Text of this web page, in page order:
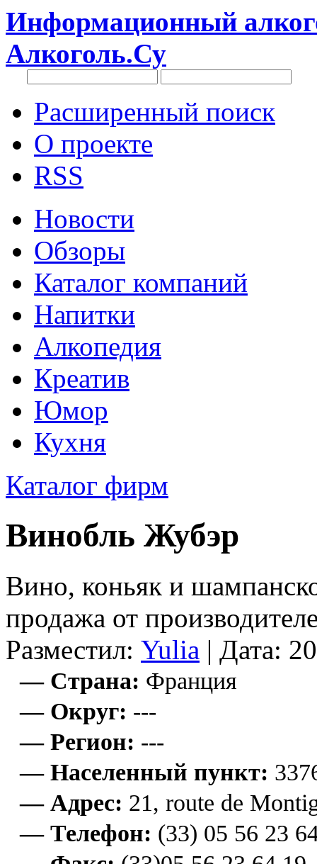
Информационный
Алкоголь.Су
Расширенный поиск
О проекте
RSS
Новости
Обзоры
Каталог компаний
Напитки
Алкопедия
Креатив
Юмор
Кухня
Каталог фирм
Винобль Жубэр
Вино, коньяк и
продажа от
Разместил: Yulia | Дата:
— Страна: Франция
— Округ: ---
— Регион: ---
— Населенный пункт:
— Адрес: 21, route de
— Телефон: (33) 05 56 23